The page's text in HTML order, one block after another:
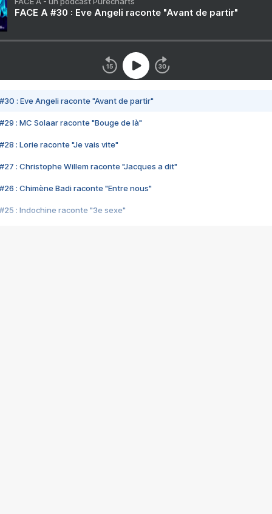
FACE A #30 : Eve Angeli raconte "Avant de partir"
#30 : Eve Angeli raconte "Avant de partir"
#29 : MC Solaar raconte "Bouge de là"
#28 : Lorie raconte "Je vais vite"
#27 : Christophe Willem raconte "Jacques a dit"
#26 : Chimène Badi raconte "Entre nous"
#25 : Indochine raconte "3e sexe"